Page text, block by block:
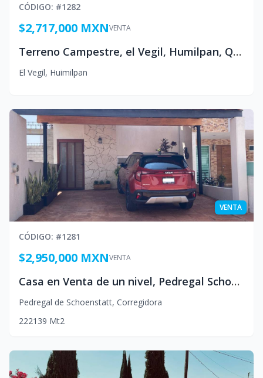
CÓDIGO: #1282
VENTA
$2,717,000 MXN
Terreno Campestre, el Vegil, Humilpan, Queretaro
El Vegil, Huimilpan
VENTA
CÓDIGO: #1281
VENTA
$2,950,000 MXN
Casa en Venta de un nivel, Pedregal Schoensttat,Queretaro Mexico
Pedregal de Schoenstatt, Corregidora
222139 Mt2